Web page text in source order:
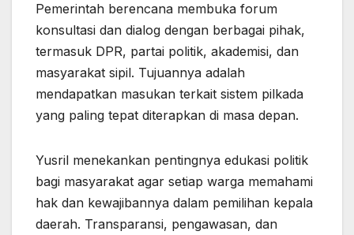
Pemerintah berencana membuka forum
konsultasi dan dialog dengan berbagai pihak,
termasuk DPR, partai politik, akademisi, dan
masyarakat sipil. Tujuannya adalah
mendapatkan masukan terkait sistem pilkada
yang paling tepat diterapkan di masa depan.
Yusril menekankan pentingnya edukasi politik
bagi masyarakat agar setiap warga memahami
hak dan kewajibannya dalam pemilihan kepala
daerah. Transparansi, pengawasan, dan